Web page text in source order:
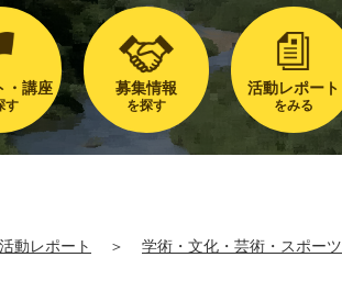
・講座
す
募集情報
を探す
活動レポート
をみる
活動レポート ＞ 学術・文化・芸術・スポーツ